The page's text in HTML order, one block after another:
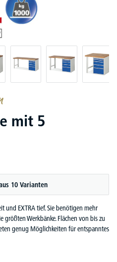
mit 5
10 Varianten
und EXTRA tief. Sie benötigen mehr
größten Werkbänke. Flächen von bis zu
genug Möglichkeiten für entspanntes